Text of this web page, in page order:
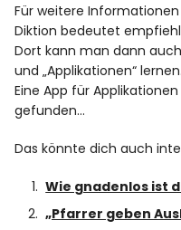
Für weitere
Diktion bedeutet
Dort kann man dann
und „Applikationen“ lernen.
Eine App für
gefunden…
Das könnte dich auch
Wie gnadenlos ist
„Pfarrer geben